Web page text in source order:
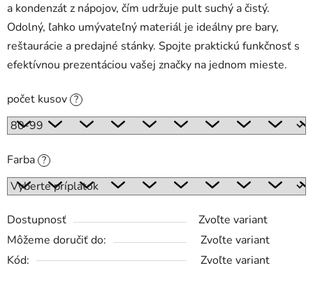
a kondenzát z nápojov, čím udržuje pult suchý a čistý.
Odolný, ľahko umývateľný materiál je ideálny pre bary,
reštaurácie a predajné stánky. Spojte praktickú funkčnosť s
efektívnou prezentáciou vašej značky na jednom mieste.
počet kusov ?
Farba ?
Dostupnosť
Zvoľte variant
Môžeme doručiť do:
Zvoľte variant
Kód:
Zvoľte variant